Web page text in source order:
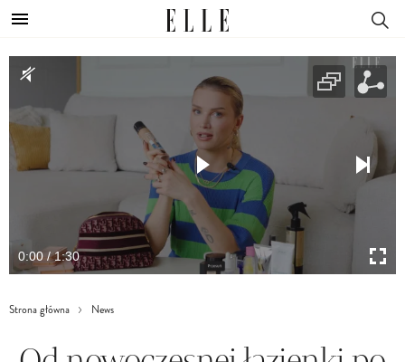
0:00 / 1:30
Strona główna News